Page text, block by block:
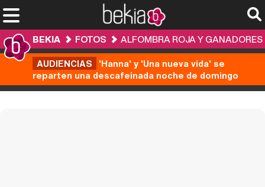
BEKIA FOTOS
ALFOMBRA ROJA Y GANADORES
AUDIENCIAS 'Hanna' y 'Una nueva vida' se
reparten una descafeinada noche de domingo